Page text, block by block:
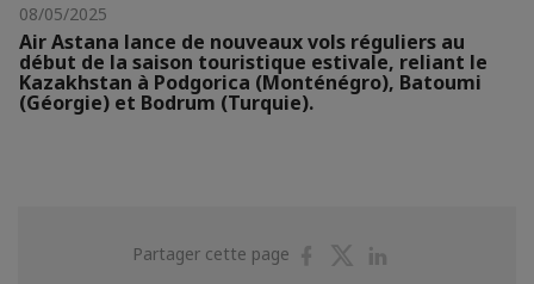
08/05/2025
Air Astana lance de nouveaux vols réguliers au
début de la saison touristique estivale, reliant le
Kazakhstan à Podgorica (Monténégro), Batoumi
(Géorgie) et Bodrum (Turquie).
Partager cette page
PartagerPartager